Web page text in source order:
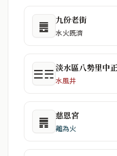
䷌ 九份老街
水火既濟
☰☴淡水區八勢里中
水風井
䷠ 慈恩宮
離為火